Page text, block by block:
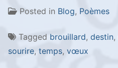
Posted in Blog, Poèmes
Tagged brouillard, destin,
sourire, temps, vœux